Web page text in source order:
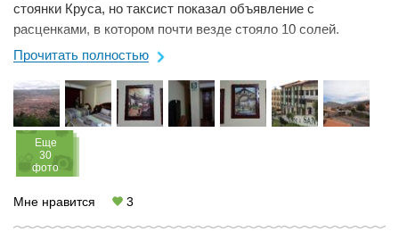
стоянки Круса, но таксист показал объявление с
расценками, в котором почти везде стояло 10 солей.
Пришлось согласится на эту цену.Хотя ...
Прочитать полностью
Eще
30
фото
Мне нравится 3